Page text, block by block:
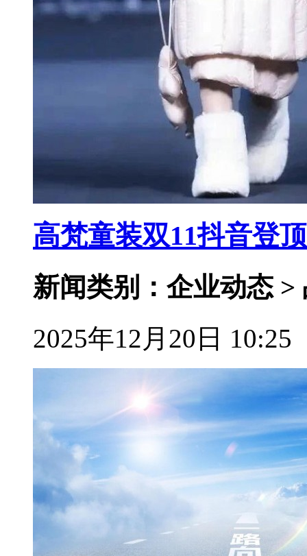
高梵童装双11抖音登
新闻类别：企业动态 >
2025年12月20日 10:25